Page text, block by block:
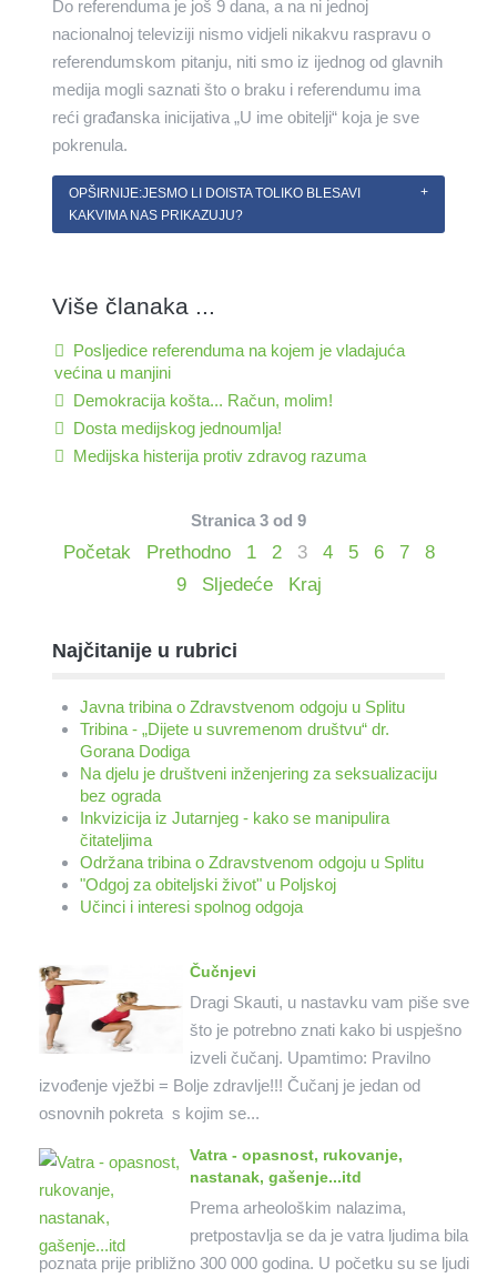
Do referenduma je još 9 dana, a na ni jednoj
nacionalnoj televiziji nismo vidjeli nikakvu raspravu o
referendumskom pitanju, niti smo iz ijednog od glavnih
medija mogli saznati što o braku i referendumu ima
reći građanska inicijativa „U ime obitelji“ koja je sve
pokrenula.
OPŠIRNIJE:JESMO LI DOISTA TOLIKO BLESAVI
KAKVIMA NAS PRIKAZUJU?
Više članaka ...
Posljedice referenduma na kojem je vladajuća
većina u manjini
Demokracija košta... Račun, molim!
Dosta medijskog jednoumlja!
Medijska histerija protiv zdravog razuma
Stranica 3 od 9
Početak Prethodno 1 2 3 4 5 6 7
8
9
Sljedeće Kraj
Najčitanije u rubrici
Javna tribina o Zdravstvenom odgoju u Splitu
Tribina - „Dijete u suvremenom društvu“ dr.
Gorana Dodiga
Na djelu je društveni inženjering za seksualizaciju
bez ograda
Inkvizicija iz Jutarnjeg - kako se manipulira
čitateljima
Održana tribina o Zdravstvenom odgoju u Splitu
"Odgoj za obiteljski život" u Poljskoj
Učinci i interesi spolnog odgoja
Čučnjevi
Dragi Skauti, u nastavku vam piše sve
što je potrebno znati kako bi uspješno
izveli čučanj. Upamtimo: Pravilno
izvođenje vježbi = Bolje zdravlje!!! Čučanj je jedan od
osnovnih pokreta s kojim se...
Vatra - opasnost, rukovanje,
nastanak, gašenje...itd
Prema arheološkim nalazima,
pretpostavlja se da je vatra ljudima bila
poznata prije približno 300 000 godina. U početku su se ljudi